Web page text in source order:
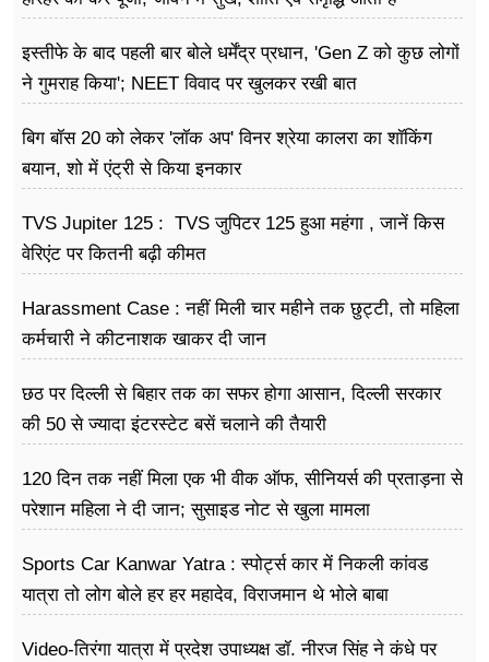
इस्तीफे के बाद पहली बार बोले धर्मेंद्र प्रधान, 'Gen Z को कुछ लोगों
ने गुमराह किया'; NEET विवाद पर खुलकर रखी बात
बिग बॉस 20 को लेकर 'लॉक अप' विनर श्रेया कालरा का शॉकिंग
बयान, शो में एंट्री से किया इनकार
TVS Jupiter 125 : TVS जुपिटर 125 हुआ महंगा , जानें किस
वेरिएंट पर कितनी बढ़ी कीमत
Harassment Case : नहीं मिली चार महीने तक छुट्टी, तो महिला
कर्मचारी ने कीटनाशक खाकर दी जान
छठ पर दिल्ली से बिहार तक का सफर होगा आसान, दिल्ली सरकार
की 50 से ज्यादा इंटरस्टेट बसें चलाने की तैयारी
120 दिन तक नहीं मिला एक भी वीक ऑफ, सीनियर्स की प्रताड़ना से
परेशान महिला ने दी जान; सुसाइड नोट से खुला मामला
Sports Car Kanwar Yatra : स्पोर्ट्स कार में निकली कांवड
यात्रा तो लोग बोले हर हर महादेव, विराजमान थे भोले बाबा
Video-तिरंगा यात्रा में प्रदेश उपाध्यक्ष डॉ. नीरज सिंह ने कंधे पर